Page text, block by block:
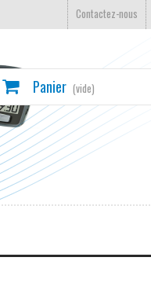
Contactez-nous
Panier (vide)